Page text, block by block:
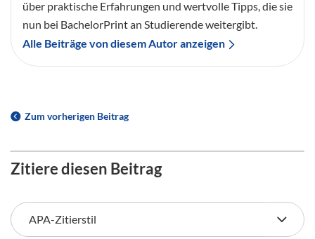
über praktische Erfahrungen und wertvolle Tipps, die sie
nun bei BachelorPrint an Studierende weitergibt.
Alle Beiträge von diesem Autor anzeigen
Zum vorherigen Beitrag
Zitiere diesen Beitrag